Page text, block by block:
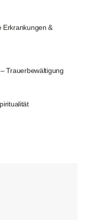
Erkrankungen &
Trauerbewältigung